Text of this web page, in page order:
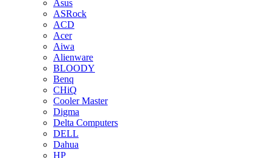
Asus
ASRock
ACD
Acer
Aiwa
Alienware
BLOODY
Benq
CHiQ
Cooler Master
Digma
Delta Computers
DELL
Dahua
HP